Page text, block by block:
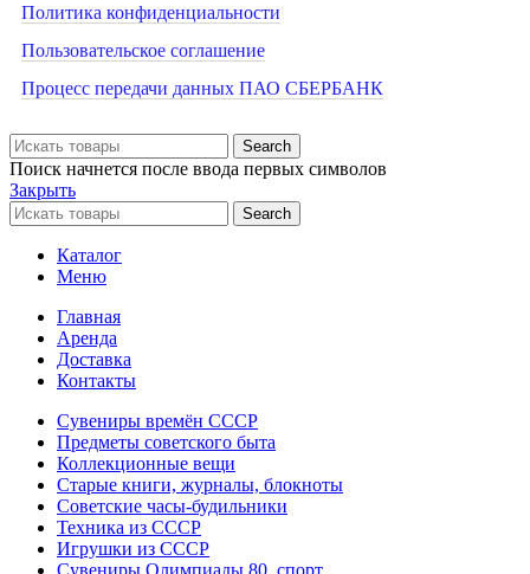
Политика конфиденциальности
Пользовательское соглашение
Процесс передачи данных ПАО СБЕРБАНК
Search
Поиск начнется после ввода первых символов
Закрыть
Search
Каталог
Меню
Главная
Аренда
Доставка
Контакты
Сувениры времён СССР
Предметы советского быта
Коллекционные вещи
Старые книги, журналы, блокноты
Советские часы-будильники
Техника из СССР
Игрушки из СССР
Сувениры Олимпиады 80, спорт